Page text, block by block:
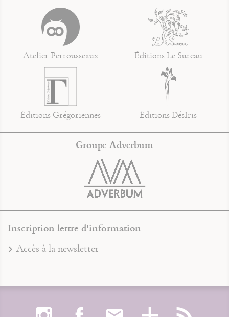
Atelier Perrousseaux Éditions Le Sureau
Éditions Grégoriennes Éditions DésIris
Groupe Adverbum
Inscription lettre d'information
Accès à la newsletter